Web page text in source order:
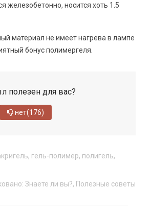
железобетонно, носится хоть 1.5
материал не имеет нагрева в лампе
бонус полимергеля.
полезен для вас?
нет(176)
, гель-полимер, полигель,
Знаете ли вы?, Полезные советы